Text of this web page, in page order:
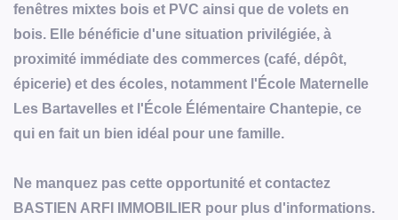
fenêtres mixtes bois et PVC ainsi que de volets en
bois. Elle bénéficie d'une situation privilégiée, à
proximité immédiate des commerces (café, dépôt,
épicerie) et des écoles, notamment l'École Maternelle
Les Bartavelles et l'École Élémentaire Chantepie, ce
qui en fait un bien idéal pour une famille.
Ne manquez pas cette opportunité et contactez
BASTIEN ARFI IMMOBILIER pour plus d'informations.